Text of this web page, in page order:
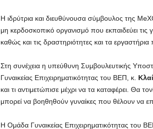
Η ιδρύτρια και διευθύνουσα σύμβουλος της
μη κερδοσκοπικό οργανισμό που εκπαιδεύει τις
καθώς και τις δραστηριότητες και τα
Στη συνέχεια η υπεύθυνη Συμβουλευτικής
Γυναικείας Επιχειρηματικότητας του ΒΕΠ, κ.
και τι αντιμετώπισε μέχρι να τα καταφέρει. Θα
μπορεί να βοηθηθούν γυναίκες που θέλουν να
Η Ομάδα Γυναικείας Επιχειρηματικότητας του